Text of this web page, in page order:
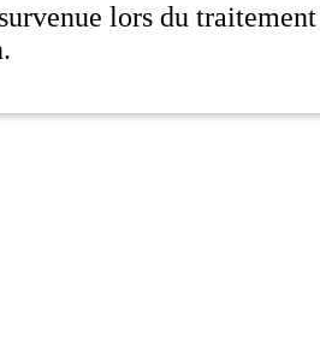
lors du